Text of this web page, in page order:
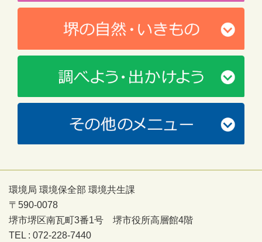
環境局 環境保全部 環境共生課
〒590-0078
堺市堺区南瓦町3番1号 堺市役所高層館4階
TEL : 072-228-7440